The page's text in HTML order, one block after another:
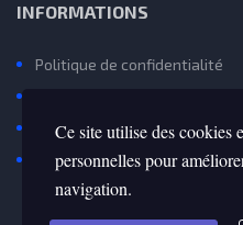
INFORMATIONS
Politique de confidentialité
Contactez Nous
Avenir(s) – Onisep
Ce site utilise des cookies
personnelles pour
navigation.